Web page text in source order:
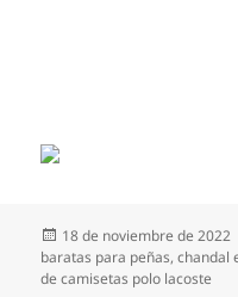
Publicado
el
18 de noviembre de 2022
baratas para peñas,chandal
de camisetas polo lacoste